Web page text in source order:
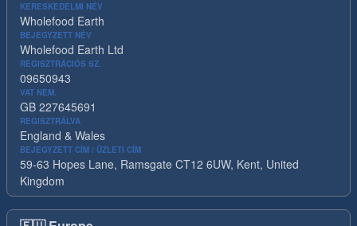
KERESKEDELMI NÉV
Wholefood Earth
BEJEGYZETT NÉV
Wholefood Earth Ltd
REGISZTRÁCIÓS SZ.
09650943
VAT NEM.
GB 227645691
REGISZTRÁLVA
England & Wales
BEJEGYZETT CÍM / ÜZLETI CÍM
59-63 Hopes Lane, Ramsgate CT12 6UW, Kent, United
Kingdom